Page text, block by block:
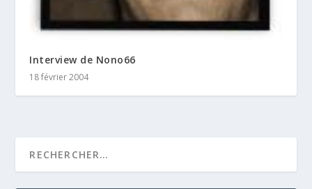
Interview de Nono66
18 février 2004